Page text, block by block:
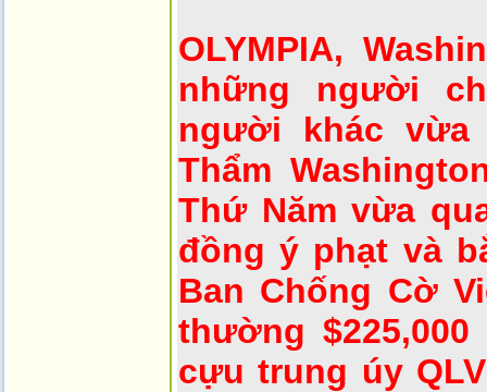
OLYMPIA,
những người
người khác
Thẩm
Thứ Năm vừa
đồng ý phạt và
Ban Chống Cờ
thường
cựu trung úy